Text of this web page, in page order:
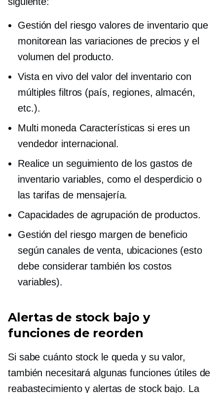
Gestión del riesgo valores de inventario que
monitorean las variaciones de precios y el
volumen del producto.
Vista en vivodel valor del inventario con
múltiples filtros (país, regiones, almacén,
etc.).
Multi monedaCaracterísticas si eres un
vendedor internacional.
Realice un seguimiento de los gastos de
inventario variables, como el desperdicio o
las tarifas de mensajería.
Capacidades de agrupación de productos.
Gestión del riesgo margen de beneficio
según canales de venta, ubicaciones (esto
debe considerar también los costos
variables).
Alertas de stock bajo y
funciones de reorden
Si sabe cuánto stock le queda y su valor,
también necesitará algunas funciones útiles de
reabastecimiento y alertas de stock bajo. La